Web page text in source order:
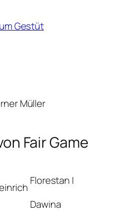
Gestüt
Müller
Fair Game
Florestan I
Dawina